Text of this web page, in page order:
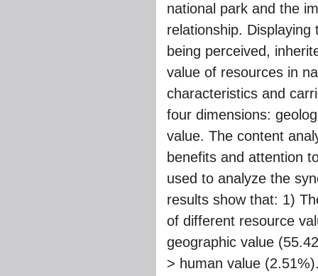
national park and the
relationship.
being perceived,
value of resources in
characteristics and
four dimensions:
value. The content
benefits and attention
used to analyze the
results show that: 1)
of different resource
geographic value
> human value